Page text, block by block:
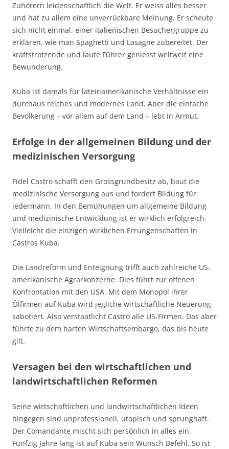
Zuhörern leidenschaftlich die Welt. Er weiss alles besser
und hat zu allem eine unverrückbare Meinung. Er scheute
sich nicht einmal, einer italienischen Besuchergruppe zu
erklären, wie man Spaghetti und Lasagne zubereitet. Der
kraftstrotzende und laute Führer geniesst weltweit eine
Bewunderung.
Kuba ist damals für lateinamerikanische Verhältnisse ein
durchaus reiches und modernes Land. Aber die einfache
Bevölkerung – vor allem auf dem Land – lebt in Armut.
Erfolge in der allgemeinen Bildung und der
medizinischen Versorgung
Fidel Castro schafft den Grossgrundbesitz ab, baut die
medizinische Versorgung aus und fordert Bildung für
jedermann. In den Bemühungen um allgemeine Bildung
und medizinische Entwicklung ist er wirklich erfolgreich.
Vielleicht die einzigen wirklichen Errungenschaften in
Castros Kuba.
Die Landreform und Enteignung trifft auch zahlreiche US-
amerikanische Agrarkonzerne. Dies führt zur offenen
Konfrontation mit den USA. Mit dem Monopol ihrer
Ölfirmen auf Kuba wird jegliche wirtschaftliche Neuerung
sabotiert. Also verstaatlicht Castro alle US-Firmen. Das aber
führte zu dem harten Wirtschaftsembargo, das bis heute
gilt.
Versagen bei den wirtschaftlichen und
landwirtschaftlichen Reformen
Seine wirtschaftlichen und landwirtschaftlichen Ideen
hingegen sind unprofessionell, utopisch und sprunghaft.
Der Comandante mischt sich persönlich in alles ein.
Fünfzig Jahre lang ist auf Kuba sein Wunsch Befehl. So ist